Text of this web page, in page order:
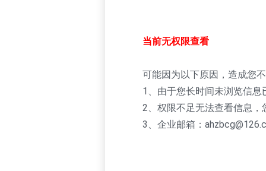
当前无权限查看
可能因为以下原因，造成您
1、由于您长时间未浏览信息
2、权限不足无法查看信息
3、企业邮箱：